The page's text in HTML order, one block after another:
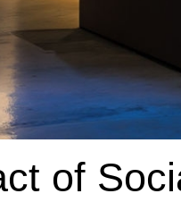
of